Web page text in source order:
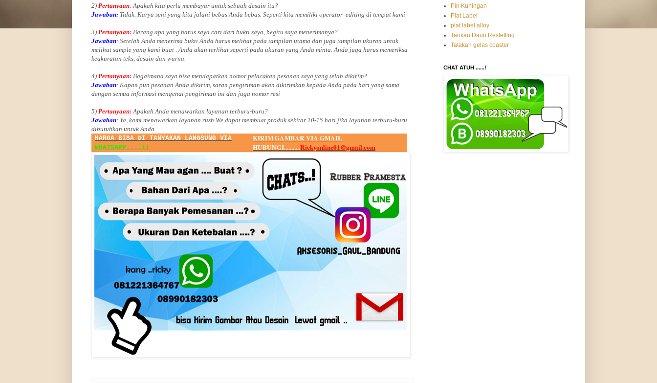
2) Pertanyaan: Apakah kita perlu membayar untuk sebuah desain itu?
Jawaban: Tidak. Karya seni yang kita jalani bebas Anda bebas. Seperti kita memiliki operator editing di tempat kami
3) Pertanyaan: Barang apa yang harus saya cari dari bukti saya, begitu saya menerimanya?
Jawaban: Setelah Anda menerima bukti Anda harus melihat pada tampilan utama dan juga tampilan ukuran untuk
melihat sample yang kami buat . Anda akan terlihat seperti pada ukuran yang Anda minta. Anda juga harus memeriksa
keakuratan teks, desain dan warna.
4) Pertanyaan: Bagaimana saya bisa mendapatkan nomor pelacakan pesanan saya yang telah dikirim?
Jawaban: Kapan pun pesanan Anda dikirim, saran pengiriman akan dikirimkan kepada Anda pada hari yang sama
dengan semua informasi mengenai pengiriman ini dan juga nomor resi
5) Pertanyaan:Apakah Anda menawarkan layanan terburu-buru?
Jawaban: Ya, kami menawarkan layanan rush.We dapat membuat produk sekitar 10-15 hari jika layanan terburu-buru
dibutuhkan untuk Anda.
HARGA BISA DI TANYAKAN LANGSUNG VIA
WHATSAPP....!!
KIRIM GAMBAR VIA GMAIL
HUBUNGI...........Rickyonline01@gmail.com
Pin Kuningan
Plat Label
plat label alloy
Tarikan Daun Resletting
Tatakan gelas coaster
CHAT ATUH ......!